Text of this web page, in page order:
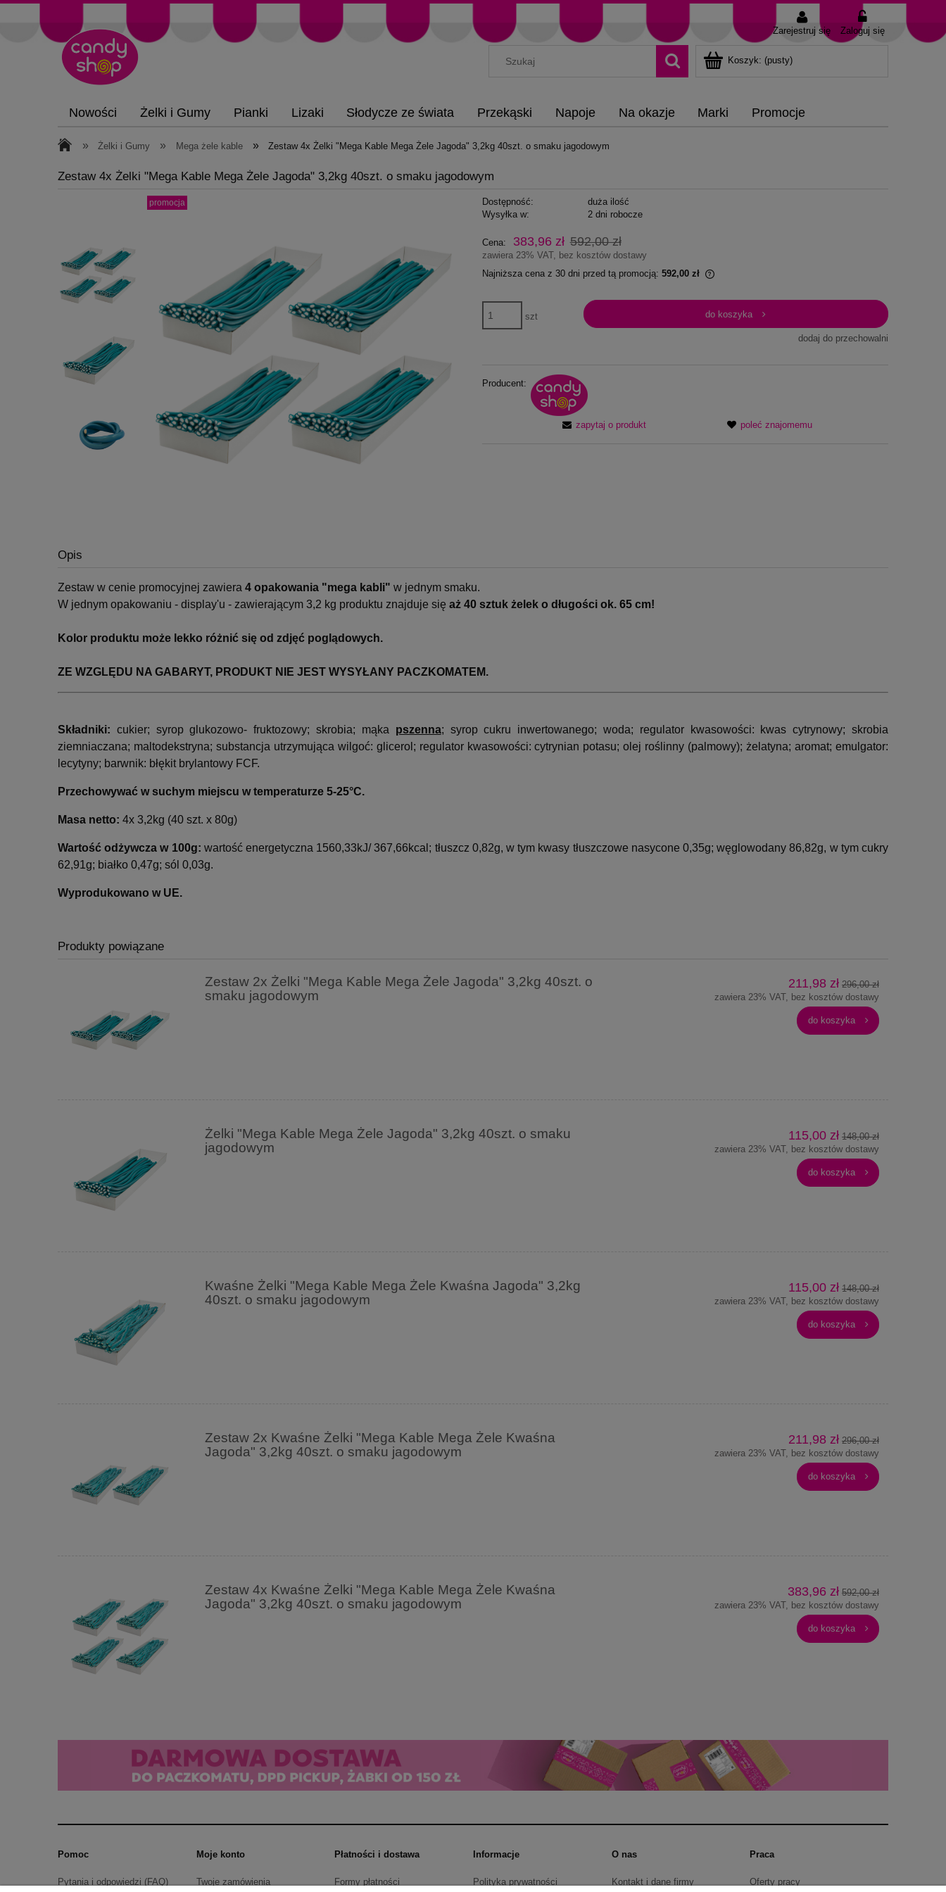
Zarejestruj się Zaloguj się
Koszyk: (pusty)
Nowości Żelki i Gumy Pianki Lizaki Słodycze ze świata Przekąski Napoje Na okazje Marki Promocje
» Żelki i Gumy » Mega żele kable » Zestaw 4x Żelki "Mega Kable Mega Żele Jagoda" 3,2kg 40szt. o smaku jagodowym
Zestaw 4x Żelki "Mega Kable Mega Żele Jagoda" 3,2kg 40szt. o smaku jagodowym
promocja Dostępność:
duża ilość
Wysyłka w:
2 dni robocze
Cena: 383,96 zł 592,00 zł
zawiera 23% VAT, bez kosztów dostawy
Najniższa cena z 30 dni przed tą promocją: 592,00 zł
Jeżeli produkt jest sprzedawany krócej niż
30 dni, wyświetlana jest najniższa cena od
szt do koszyka
dodaj do przechowalni
Producent:
zapytaj o produkt poleć znajomemu
Opis
Zestaw w cenie promocyjnej zawiera 4 opakowania "mega kabli" w jednym smaku.
W jednym opakowaniu - display'u - zawierającym 3,2 kg produktu znajduje się aż 40 sztuk żelek o długości ok. 65 cm!
Kolor produktu może lekko różnić się od zdjęć poglądowych.
ZE WZGLĘDU NA GABARYT, PRODUKT NIE JEST WYSYŁANY PACZKOMATEM.
Składniki: cukier; syrop glukozowo- fruktozowy; skrobia; mąka pszenna; syrop cukru inwertowanego; woda; regulator kwasowości: kwas cytrynowy; skrobia
ziemniaczana; maltodekstryna; substancja utrzymująca wilgoć: glicerol; regulator kwasowości: cytrynian potasu; olej roślinny (palmowy); żelatyna; aromat; emulgator:
lecytyny; barwnik: błękit brylantowy FCF.
Przechowywać w suchym miejscu w temperaturze 5-25°C.
Masa netto: 4x 3,2kg (40 szt. x 80g)
Wartość odżywcza w 100g: wartość energetyczna 1560,33kJ/ 367,66kcal; tłuszcz 0,82g, w tym kwasy tłuszczowe nasycone 0,35g; węglowodany 86,82g, w tym cukry
62,91g; białko 0,47g; sól 0,03g.
Wyprodukowano w UE.
Produkty powiązane
Zestaw 2x Żelki "Mega Kable Mega Żele Jagoda" 3,2kg 40szt. o
smaku jagodowym
211,98 zł 296,00 zł
zawiera 23% VAT, bez kosztów dostawy
do koszyka
Żelki "Mega Kable Mega Żele Jagoda" 3,2kg 40szt. o smaku
jagodowym
115,00 zł 148,00 zł
zawiera 23% VAT, bez kosztów dostawy
do koszyka
Kwaśne Żelki "Mega Kable Mega Żele Kwaśna Jagoda" 3,2kg
40szt. o smaku jagodowym
115,00 zł 148,00 zł
zawiera 23% VAT, bez kosztów dostawy
do koszyka
Zestaw 2x Kwaśne Żelki "Mega Kable Mega Żele Kwaśna
Jagoda" 3,2kg 40szt. o smaku jagodowym
211,98 zł 296,00 zł
zawiera 23% VAT, bez kosztów dostawy
do koszyka
Zestaw 4x Kwaśne Żelki "Mega Kable Mega Żele Kwaśna
Jagoda" 3,2kg 40szt. o smaku jagodowym
383,96 zł 592,00 zł
zawiera 23% VAT, bez kosztów dostawy
do koszyka
Pomoc
Pytania i odpowiedzi (FAQ)
Moje konto
Twoje zamówienia
Płatności i dostawa
Formy płatności
Informacje
Polityka prywatności
O nas
Kontakt i dane firmy
Praca
Oferty pracy